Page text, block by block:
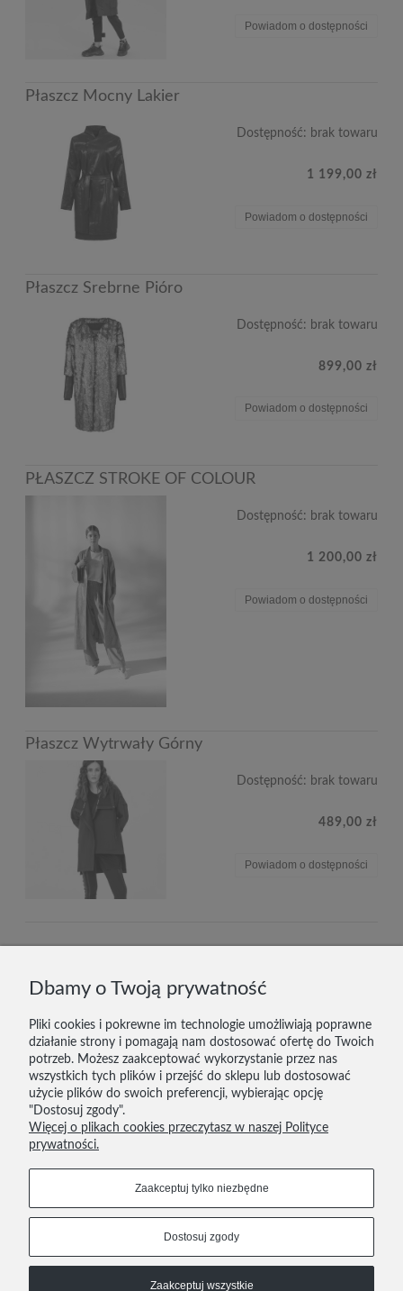
Powiadom o dostępności
Płaszcz Mocny Lakier
Dostępność: brak towaru
1 199,00 zł
Powiadom o dostępności
Płaszcz Srebrne Pióro
Dostępność: brak towaru
899,00 zł
Powiadom o dostępności
PŁASZCZ STROKE OF COLOUR
Dostępność: brak towaru
1 200,00 zł
Powiadom o dostępności
Płaszcz Wytrwały Górny
Dostępność: brak towaru
489,00 zł
Powiadom o dostępności
DOSTAWA I PŁATNOŚĆ
KONTAKT
REGULAMIN
Dołącz do nas
COPYRIGHT © 2021
Dbamy o Twoją prywatność
Pliki cookies i pokrewne im technologie umożliwiają poprawne
działanie strony i pomagają nam dostosować ofertę do Twoich
potrzeb. Możesz zaakceptować wykorzystanie przez nas
wszystkich tych plików i przejść do sklepu lub dostosować
użycie plików do swoich preferencji, wybierając opcję
"Dostosuj zgody".
Więcej o plikach cookies przeczytasz w naszej Polityce
prywatności.
Zaakceptuj tylko niezbędne
Dostosuj zgody
Zaakceptuj wszystkie